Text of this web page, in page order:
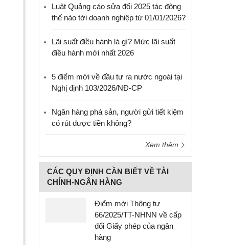
Luật Quảng cáo sửa đổi 2025 tác động
thế nào tới doanh nghiệp từ 01/01/2026?
Lãi suất điều hành là gì? Mức lãi suất
điều hành mới nhất 2026
5 điểm mới về đầu tư ra nước ngoài tại
Nghị định 103/2026/NĐ-CP
Ngân hàng phá sản, người gửi tiết kiệm
có rút được tiền không?
Xem thêm
CÁC QUY ĐỊNH CẦN BIẾT VỀ TÀI
CHÍNH-NGÂN HÀNG
Điểm mới Thông tư
66/2025/TT-NHNN về cấp
đổi Giấy phép của ngân
hàng